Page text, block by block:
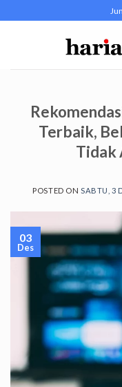
to
Terbaik,
Tidak
POSTED ON SABTU, 3
03
Des